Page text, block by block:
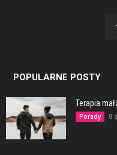
POPULARNE POSTY
Terapia
Porady 8